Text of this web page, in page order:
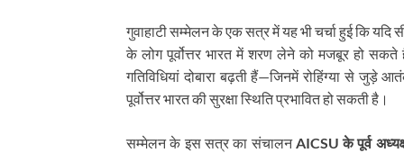
गुवाहाटी सम्मेलन के एक सत्र में यह भी चर्चा हुई कि यदि
के लोग पूर्वोत्तर भारत में शरण लेने को मजबूर हो
गतिविधियां दोबारा बढ़ती हैं—जिनमें रोहिंग्या से जुड़े
पूर्वोत्तर भारत की सुरक्षा स्थिति प्रभावित हो सकती है।
सम्मेलन के इस सत्र का संचालनAICSU के पूर्व